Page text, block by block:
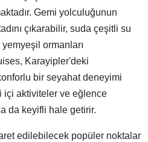
Gemi yolculuğunun
çıkarabilir, suda çeşitli su
ormanları
Karayipler'deki
bir seyahat deneyimi
içi aktiviteler ve eğlence
da keyifli hale getirir.
edilebilecek popüler noktalar